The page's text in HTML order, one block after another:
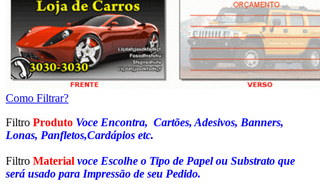
Como Filtrar?
Filtro Produto Voce Encontra, Cartões, Adesivos, Banners,
Lonas, Panfletos,Cardápios etc.
Filtro Material voce Escolhe o Tipo de Papel ou Substrato que
será usado para Impressão de seu Pedido.